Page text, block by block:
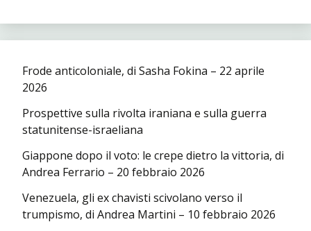
Frode anticoloniale, di Sasha Fokina – 22 aprile
2026
Prospettive sulla rivolta iraniana e sulla guerra
statunitense-israeliana
Giappone dopo il voto: le crepe dietro la vittoria, di
Andrea Ferrario – 20 febbraio 2026
Venezuela, gli ex chavisti scivolano verso il
trumpismo, di Andrea Martini – 10 febbraio 2026